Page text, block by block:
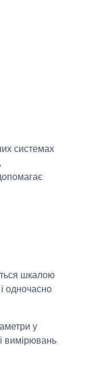
системах
шкалою
одночасно
у
вимірювань